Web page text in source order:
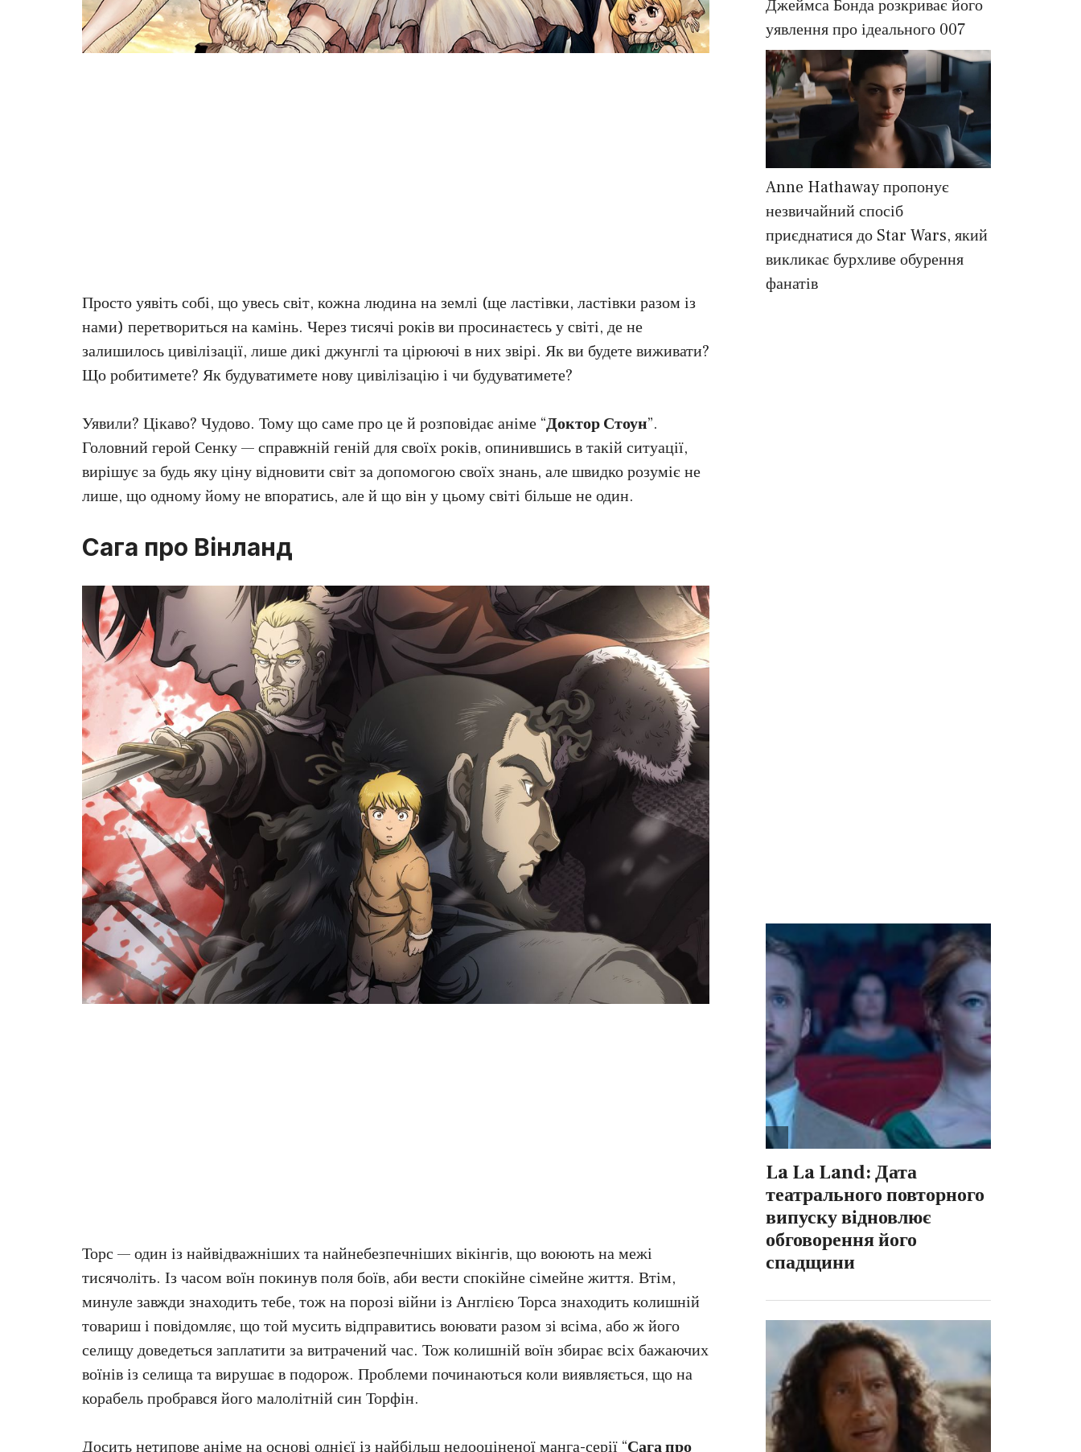
Просто уявіть собі, що увесь світ, кожна людина на землі (ще ластівки, ластівки разом із
нами) перетвориться на камінь. Через тисячі років ви просинаєтесь у світі, де не
залишилось цивілізації, лише дикі джунглі та цірюючі в них звірі. Як ви будете виживати?
Що робитимете? Як будуватимете нову цивілізацію і чи будуватимете?
Уявили? Цікаво? Чудово. Тому що саме про це й розповідає аніме “Доктор Стоун”.
Головний герой Сенку — справжній геній для своїх років, опинившись в такій ситуації,
вирішує за будь яку ціну відновити світ за допомогою своїх знань, але швидко розуміє не
лише, що одному йому не впоратись, але й що він у цьому світі більше не один.
Сага про Вінланд
Торс — один із найвідважніших та найнебезпечніших вікінгів, що воюють на межі
тисячоліть. Із часом воїн покинув поля боїв, аби вести спокійне сімейне життя. Втім,
минуле завжди знаходить тебе, тож на порозі війни із Англією Торса знаходить колишній
товариш і повідомляє, що той мусить відправитись воювати разом зі всіма, або ж його
селищу доведеться заплатити за витрачений час. Тож колишній воїн збирає всіх бажаючих
воїнів із селища та вирушає в подорож. Проблеми починаються коли виявляється, що на
корабель пробрався його малолітній син Торфін.
Досить нетипове аніме на основі однієї із найбільш недооціненої манга-серії “Сага про
Джеймса Бонда розкриває його
уявлення про ідеального 007
Anne Hathaway пропонує
незвичайний спосіб
приєднатися до Star Wars, який
викликає бурхливе обурення
фанатів